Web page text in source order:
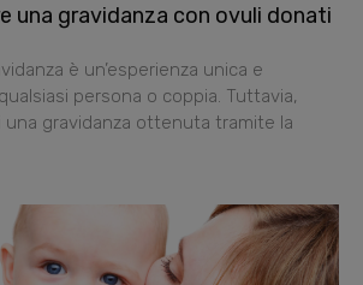
una gravidanza con ovuli donati
è un’esperienza unica e
persona o coppia. Tuttavia,
gravidanza ottenuta tramite la